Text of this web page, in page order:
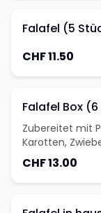
Falafel (5
CHF 11.50
Falafel Box
Zubereitet mit
Karotten,
CHF 13.00